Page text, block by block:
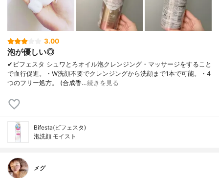
3.00
泡が優しい◎
✔︎ビフェスタ シュワとろオイル泡クレンジング・マッサージをすること
で血行促進。・W洗顔不要でクレンジングから洗顔まで1本で可能。・4
つのフリー処方。 (合成香…続きを見る
Bifesta(ビフェスタ)
泡洗顔 モイスト
メグ